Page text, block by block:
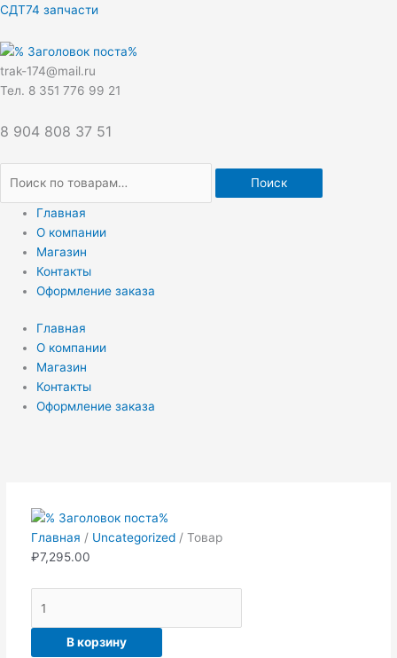
Перейти
содержимому
СДТ74 запчасти
trak-174@mail.ru
Тел. 8 351 776 99 21
8 904 808 37 51
Искать:
Поиск
Главная
О компании
Магазин
Контакты
Оформление заказа
Главная
О компании
Магазин
Контакты
Оформление заказа
Главная / Uncategorized/ Товар
₽7,295.00
В корзину